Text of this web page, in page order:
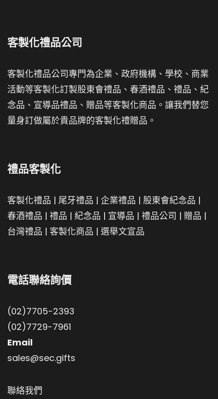
客製化禮品公司
客製化禮品公司專門為企業、政府機構、學校、商業
活動等客製化訂製股東會禮品、春酒禮品、禮品、紀
念品、宣導品禮品、贈品等客製化商品。讓我們替您
量身訂做屬於貴品牌的客製化禮贈品。
禮品客製化
客製化禮品 | 尾牙禮品 | 企業禮品 | 股東會紀念品 |
春酒禮品 | 禮品 | 紀念品 | 宣導品 | 禮品公司 | 贈品 |
台灣禮品 | 客製化商品 | 選舉文宣品
電話聯絡詢價
(02)7705-2393
(02)7729-7961
Email
sales@sec.gifts
聯絡我們